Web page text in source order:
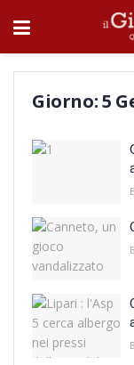
Giorno:5